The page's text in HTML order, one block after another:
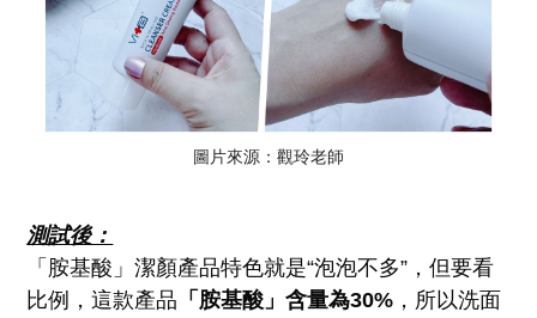
圖片來源：觀玲老師
測試後：
「胺基酸」潔顏產品特色就是“泡泡不多”，但要看
比例，這款產品 「胺基酸」含量為30% ，所以洗面